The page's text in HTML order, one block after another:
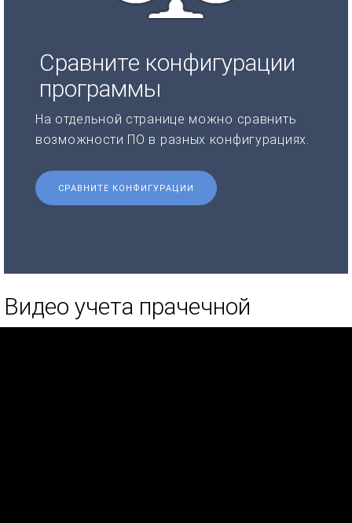
Сравните конфигурации
программы
На отдельной странице можно сравнить
возможности ПО в разных конфигурациях.
СРАВНИТЕ КОНФИГУРАЦИИ
Видео учета прачечной